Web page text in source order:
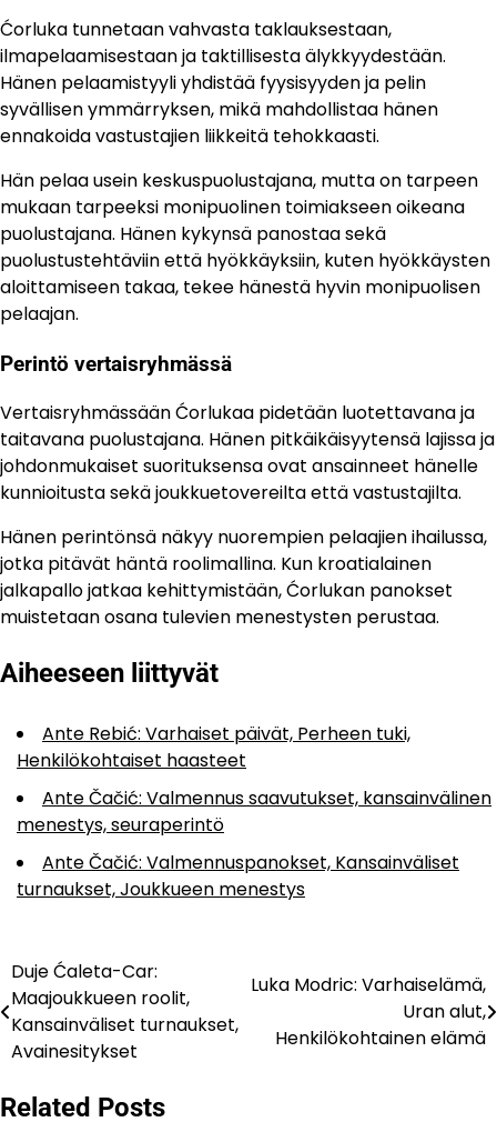
Ćorluka tunnetaan vahvasta taklauksestaan,
ilmapelaamisestaan ja taktillisesta älykkyydestään.
Hänen pelaamistyyli yhdistää fyysisyyden ja pelin
syvällisen ymmärryksen, mikä mahdollistaa hänen
ennakoida vastustajien liikkeitä tehokkaasti.
Hän pelaa usein keskuspuolustajana, mutta on tarpeen
mukaan tarpeeksi monipuolinen toimiakseen oikeana
puolustajana. Hänen kykynsä panostaa sekä
puolustustehtäviin että hyökkäyksiin, kuten hyökkäysten
aloittamiseen takaa, tekee hänestä hyvin monipuolisen
pelaajan.
Perintö vertaisryhmässä
Vertaisryhmässään Ćorlukaa pidetään luotettavana ja
taitavana puolustajana. Hänen pitkäikäisyytensä lajissa ja
johdonmukaiset suorituksensa ovat ansainneet hänelle
kunnioitusta sekä joukkuetovereilta että vastustajilta.
Hänen perintönsä näkyy nuorempien pelaajien ihailussa,
jotka pitävät häntä roolimallina. Kun kroatialainen
jalkapallo jatkaa kehittymistään, Ćorlukan panokset
muistetaan osana tulevien menestysten perustaa.
Aiheeseen liittyvät
Ante Rebić: Varhaiset päivät, Perheen tuki,
Henkilökohtaiset haasteet
Ante Čačić: Valmennus saavutukset, kansainvälinen
menestys, seuraperintö
Ante Čačić: Valmennuspanokset, Kansainväliset
turnaukset, Joukkueen menestys
Post
navigation
Duje Ćaleta-Car:
Maajoukkueen roolit,
Kansainväliset turnaukset,
Avainesitykset
Luka Modric: Varhaiselämä,
Uran alut,
Henkilökohtainen elämä
Related Posts